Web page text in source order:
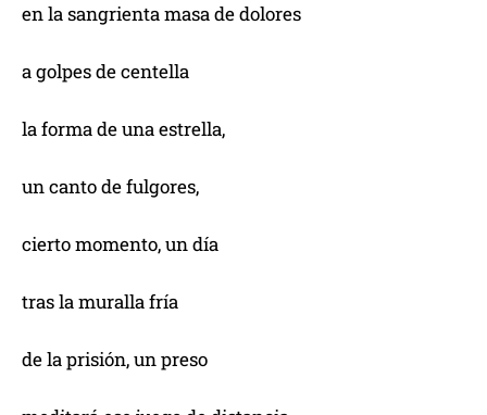
en la sangrienta masa de dolores
a golpes de centella
la forma de una estrella,
un canto de fulgores,
cierto momento, un día
tras la muralla fría
de la prisión, un preso